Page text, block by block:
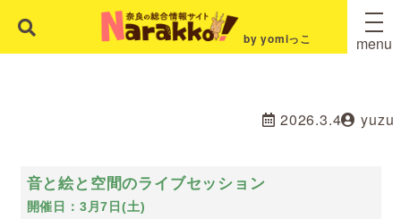
by yomiっこ menu
2026.3.4 yuzu
音と絵と空間のライブセッション
開催日：3月7日(土)